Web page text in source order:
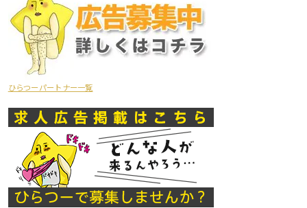
ひらつーパートナー一覧